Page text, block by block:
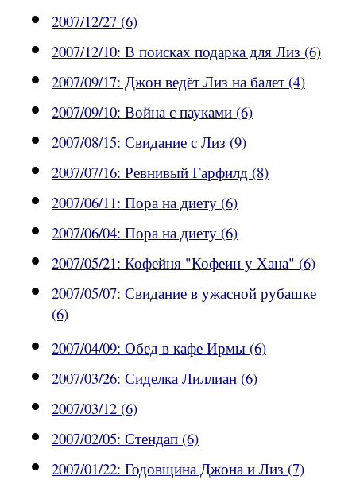
2007/12/27 (6)
2007/12/10: В поисках подарка для Лиз (6)
2007/09/17: Джон ведёт Лиз на балет (4)
2007/09/10: Война с пауками (6)
2007/08/15: Свидание с Лиз (9)
2007/07/16: Ревнивый Гарфилд (8)
2007/06/11: Пора на диету (6)
2007/06/04: Пора на диету (6)
2007/05/21: Кофейня "Кофеин у Хана" (6)
2007/05/07: Свидание в ужасной рубашке
(6)
2007/04/09: Обед в кафе Ирмы (6)
2007/03/26: Сиделка Лиллиан (6)
2007/03/12 (6)
2007/02/05: Стендап (6)
2007/01/22: Годовщина Джона и Лиз (7)